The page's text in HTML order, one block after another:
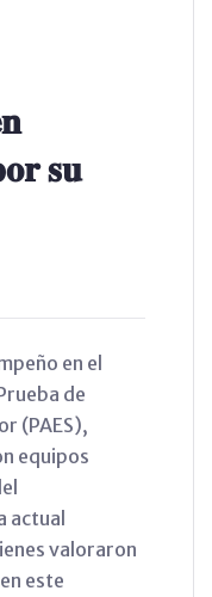
𝐬𝐮
en el
de
(PAES),
equipos
actual
valoraron
este